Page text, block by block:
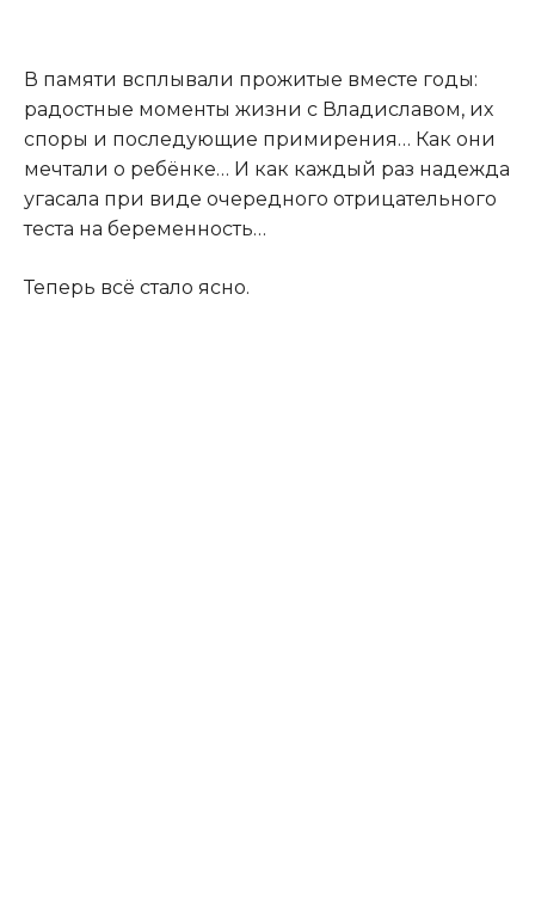
В памяти всплывали прожитые вместе годы:
радостные моменты жизни с Владиславом, их
споры и последующие примирения… Как они
мечтали о ребёнке… И как каждый раз надежда
угасала при виде очередного отрицательного
теста на беременность…
Теперь всё стало ясно.